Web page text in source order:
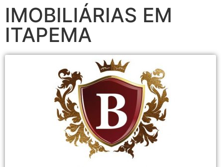
IMOBILIÁRIAS EM
ITAPEMA